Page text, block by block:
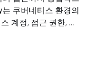
계정, 접근 권한, 로
계해 클라우드 네이